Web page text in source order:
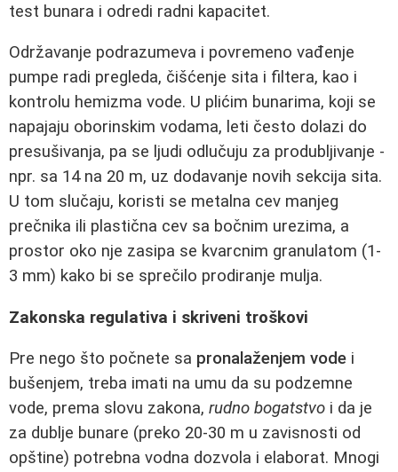
test bunara i odredi radni kapacitet.
Održavanje podrazumeva i povremeno vađenje
pumpe radi pregleda, čišćenje sita i filtera, kao i
kontrolu hemizma vode. U plićim bunarima, koji se
napajaju oborinskim vodama, leti često dolazi do
presušivanja, pa se ljudi odlučuju za produbljivanje -
npr. sa 14 na 20 m, uz dodavanje novih sekcija sita.
U tom slučaju, koristi se metalna cev manjeg
prečnika ili plastična cev sa bočnim urezima, a
prostor oko nje zasipa se kvarcnim granulatom (1-
3 mm) kako bi se sprečilo prodiranje mulja.
Zakonska regulativa i skriveni troškovi
Pre nego što počnete sa pronalaženjem vode i
bušenjem, treba imati na umu da su podzemne
vode, prema slovu zakona, rudno bogatstvo i da je
za dublje bunare (preko 20-30 m u zavisnosti od
opštine) potrebna vodna dozvola i elaborat. Mnogi